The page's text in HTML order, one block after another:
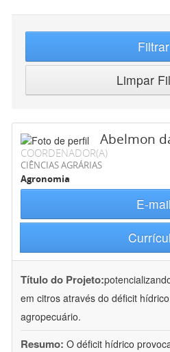
Filtrar
Limpar
Abelmon
COORDENADOR(A)
CIÊNCIAS AGRÁRIAS
Agronomia
E-mail
Título do Projeto:
em citros através do déficit
agropecuário.
Resumo: O déficit hídrico